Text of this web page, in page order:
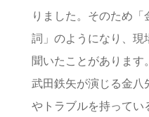
りました。そのため
詞」のようになり、現
聞いたことがあります
武田鉄矢が演じる金八
やトラブルを持ってい